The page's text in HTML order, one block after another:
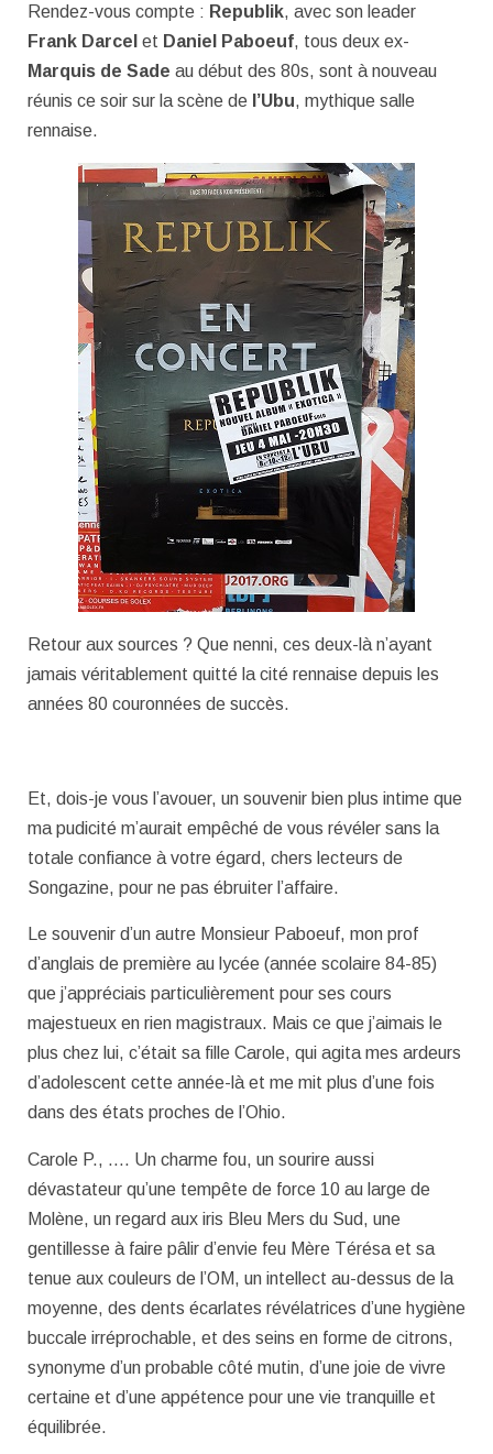
Rendez-vous compte : Republik, avec son leader
Frank Darcel et Daniel Paboeuf, tous deux ex-
Marquis de Sade au début des 80s, sont à nouveau
réunis ce soir sur la scène de l’Ubu, mythique salle
rennaise.
Retour aux sources ? Que nenni, ces deux-là n’ayant
jamais véritablement quitté la cité rennaise depuis les
années 80 couronnées de succès.
Et, dois-je vous l’avouer, un souvenir bien plus intime que
ma pudicité m’aurait empêché de vous révéler sans la
totale confiance à votre égard, chers lecteurs de
Songazine, pour ne pas ébruiter l’affaire.
Le souvenir d’un autre Monsieur Paboeuf, mon prof
d’anglais de première au lycée (année scolaire 84-85)
que j’appréciais particulièrement pour ses cours
majestueux en rien magistraux. Mais ce que j’aimais le
plus chez lui, c’était sa fille Carole, qui agita mes ardeurs
d’adolescent cette année-là et me mit plus d’une fois
dans des états proches de l’Ohio.
Carole P., …. Un charme fou, un sourire aussi
dévastateur qu’une tempête de force 10 au large de
Molène, un regard aux iris Bleu Mers du Sud, une
gentillesse à faire pâlir d’envie feu Mère Térésa et sa
tenue aux couleurs de l’OM, un intellect au-dessus de la
moyenne, des dents écarlates révélatrices d’une hygiène
buccale irréprochable, et des seins en forme de citrons,
synonyme d’un probable côté mutin, d’une joie de vivre
certaine et d’une appétence pour une vie tranquille et
équilibrée.